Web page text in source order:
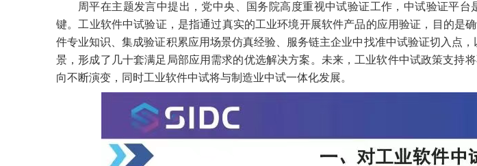
周平在主题发言中提出，党中央、国务院高度重视中试验证工作，中试验证平
键。工业软件中试验证，是指通过真实的工业环境开展软件产品的应用验证，目的
件专业知识、集成验证积累应用场景仿真经验、服务链主企业中找准中试验证切入点
景，形成了几十套满足局部应用需求的优选解决方案。未来，工业软件中试政策支
向不断演变，同时工业软件中试将与制造业中试一体化发展。